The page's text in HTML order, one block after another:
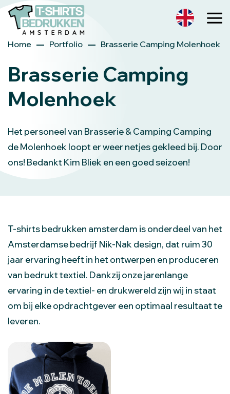
Home Portfolio Brasserie Camping Molenhoek
Brasserie Camping
Molenhoek
Het personeel van Brasserie & Camping Camping
de Molenhoek loopt er weer netjes gekleed bij. Door
ons! Bedankt Kim Bliek en een goed seizoen!
T-shirts bedrukken amsterdam is onderdeel van het
Amsterdamse bedrijf Nik-Nak design, dat ruim 30
jaar ervaring heeft in het ontwerpen en produceren
van bedrukt textiel. Dankzij onze jarenlange
ervaring in de textiel- en drukwereld zijn wij in staat
om bij elke opdrachtgever een optimaal resultaat te
leveren.